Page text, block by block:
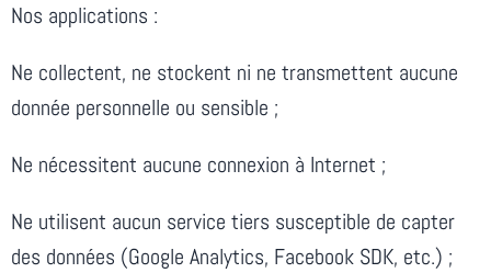
Nos applications :
Ne collectent, ne stockent ni ne transmettent aucune
donnée personnelle ou sensible ;
Ne nécessitent aucune connexion à Internet ;
Ne utilisent aucun service tiers susceptible de capter
des données (Google Analytics, Facebook SDK, etc.) ;